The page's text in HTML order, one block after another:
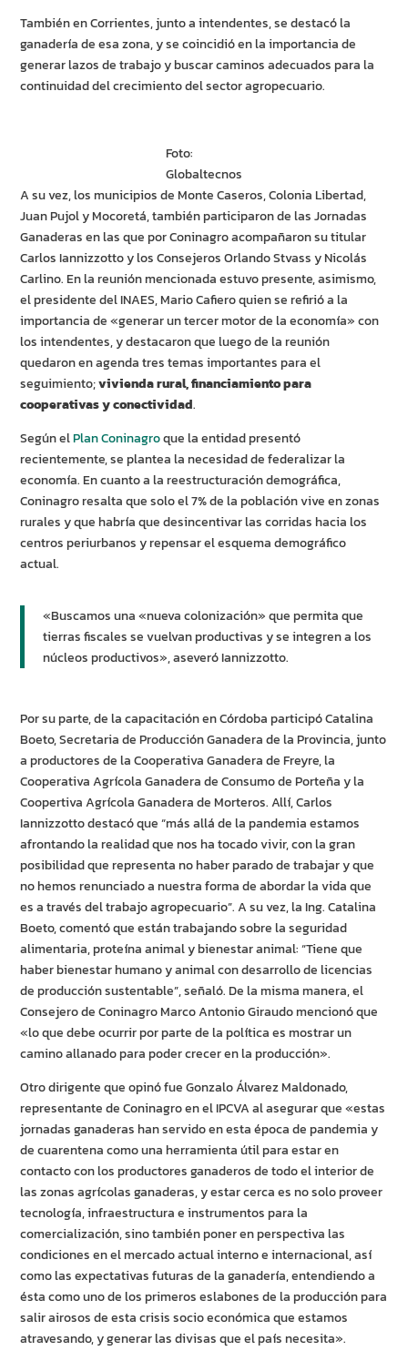
También en Corrientes, junto a intendentes, se destacó la
ganadería de esa zona, y se coincidió en la importancia de
generar lazos de trabajo y buscar caminos adecuados para la
continuidad del crecimiento del sector agropecuario.
Foto:
Globaltecnos
A su vez, los municipios de Monte Caseros, Colonia Libertad,
Juan Pujol y Mocoretá, también participaron de las Jornadas
Ganaderas en las que por Coninagro acompañaron su titular
Carlos Iannizzotto y los Consejeros Orlando Stvass y Nicolás
Carlino. En la reunión mencionada estuvo presente, asimismo,
el presidente del INAES, Mario Cafiero quien se refirió a la
importancia de «generar un tercer motor de la economía» con
los intendentes, y destacaron que luego de la reunión
quedaron en agenda tres temas importantes para el
seguimiento;vivienda rural, financiamiento para
cooperativas y conectividad.
Según elPlan Coninagroque la entidad presentó
recientemente, se plantea la necesidad de federalizar la
economía. En cuanto a la reestructuración demográfica,
Coninagro resalta que solo el 7% de la población vive en zonas
rurales y que habría que desincentivar las corridas hacia los
centros periurbanos y repensar el esquema demográfico
actual.
«Buscamos una «nueva colonización» que permita que
tierras fiscales se vuelvan productivas y se integren a los
núcleos productivos», aseveró Iannizzotto.
Por su parte, de la capacitación en Córdoba participó Catalina
Boeto, Secretaria de Producción Ganadera de la Provincia, junto
a productores de la Cooperativa Ganadera de Freyre, la
Cooperativa Agrícola Ganadera de Consumo de Porteña y la
Coopertiva Agrícola Ganadera de Morteros. Allí, Carlos
Iannizzotto destacó que “más allá de la pandemia estamos
afrontando la realidad que nos ha tocado vivir, con la gran
posibilidad que representa no haber parado de trabajar y que
no hemos renunciado a nuestra forma de abordar la vida que
es a través del trabajo agropecuario”. A su vez, la Ing. Catalina
Boeto, comentó que están trabajando sobre la seguridad
alimentaria, proteína animal y bienestar animal: “Tiene que
haber bienestar humano y animal con desarrollo de licencias
de producción sustentable”, señaló. De la misma manera, el
Consejero de Coninagro Marco Antonio Giraudo mencionó que
«lo que debe ocurrir por parte de la política es mostrar un
camino allanado para poder crecer en la producción».
Otro dirigente que opinó fue Gonzalo Álvarez Maldonado,
representante de Coninagro en el IPCVA al asegurar que «estas
jornadas ganaderas han servido en esta época de pandemia y
de cuarentena como una herramienta útil para estar en
contacto con los productores ganaderos de todo el interior de
las zonas agrícolas ganaderas, y estar cerca es no solo proveer
tecnología, infraestructura e instrumentos para la
comercialización, sino también poner en perspectiva las
condiciones en el mercado actual interno e internacional, así
como las expectativas futuras de la ganadería, entendiendo a
ésta como uno de los primeros eslabones de la producción para
salir airosos de esta crisis socio económica que estamos
atravesando, y generar las divisas que el país necesita».